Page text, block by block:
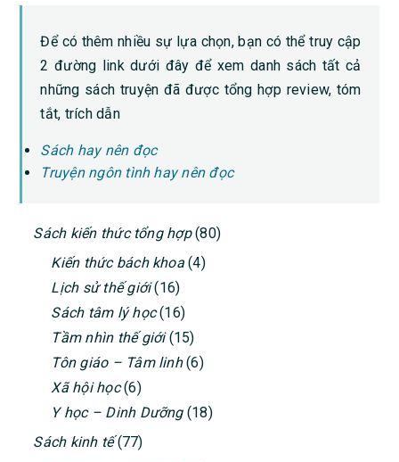
Để có thêm nhiều sự lựa chọn, bạn có thể truy cập
2 đường link dưới đây để xem danh sách tất cả
những sách truyện đã được tổng hợp review, tóm
tắt, trích dẫn
Sách hay nên đọc
Truyện ngôn tình hay nên đọc
PRIMARY
SIDEBAR
Sách kiến thức tổng hợp(80)
Kiến thức bách khoa(4)
Lịch sử thế giới(16)
Sách tâm lý học(16)
Tầm nhìn thế giới(15)
Tôn giáo – Tâm linh(6)
Xã hội học(6)
Y học – Dinh Dưỡng(18)
Sách kinh tế(77)